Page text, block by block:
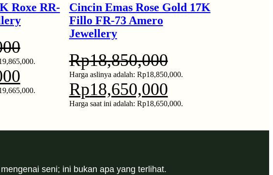
Roxe RR-
Cincin Emas Rose Gold 17K
Fillo FR-73 Amero
Jewellery
Rp18,850,000
Harga aslinya adalah: Rp18,850,000.
Rp18,650,000
Harga saat ini adalah: Rp18,650,000.
seni; ini bukan apa yang terlihat.